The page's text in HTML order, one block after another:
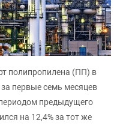
полипропилена (ПП) в
первые семь месяцев
предыдущего
на 12,4% за тот же